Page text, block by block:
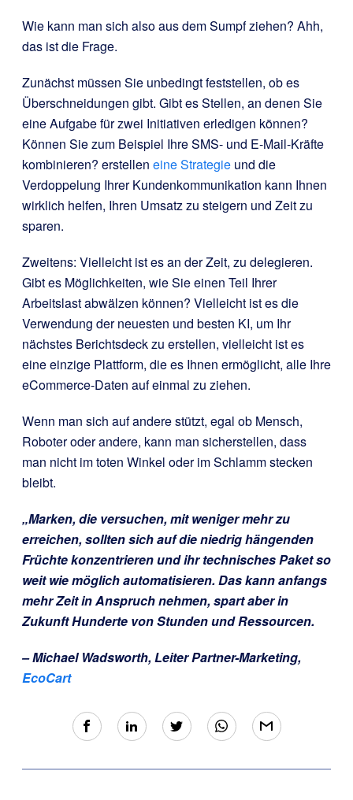
Wie kann man sich also aus dem Sumpf ziehen? Ahh,
das ist die Frage.
Zunächst müssen Sie unbedingt feststellen, ob es
Überschneidungen gibt. Gibt es Stellen, an denen Sie
eine Aufgabe für zwei Initiativen erledigen können?
Können Sie zum Beispiel Ihre SMS- und E-Mail-Kräfte
kombinieren? erstellen eine Strategie und die
Verdoppelung Ihrer Kundenkommunikation kann Ihnen
wirklich helfen, Ihren Umsatz zu steigern und Zeit zu
sparen.
Zweitens: Vielleicht ist es an der Zeit, zu delegieren.
Gibt es Möglichkeiten, wie Sie einen Teil Ihrer
Arbeitslast abwälzen können? Vielleicht ist es die
Verwendung der neuesten und besten KI, um Ihr
nächstes Berichtsdeck zu erstellen, vielleicht ist es
eine einzige Plattform, die es Ihnen ermöglicht, alle Ihre
eCommerce-Daten auf einmal zu ziehen.
Wenn man sich auf andere stützt, egal ob Mensch,
Roboter oder andere, kann man sicherstellen, dass
man nicht im toten Winkel oder im Schlamm stecken
bleibt.
„Marken, die versuchen, mit weniger mehr zu
erreichen, sollten sich auf die niedrig hängenden
Früchte konzentrieren und ihr technisches Paket so
weit wie möglich automatisieren. Das kann anfangs
mehr Zeit in Anspruch nehmen, spart aber in
Zukunft Hunderte von Stunden und Ressourcen.
– Michael Wadsworth, Leiter Partner-Marketing,
EcoCart